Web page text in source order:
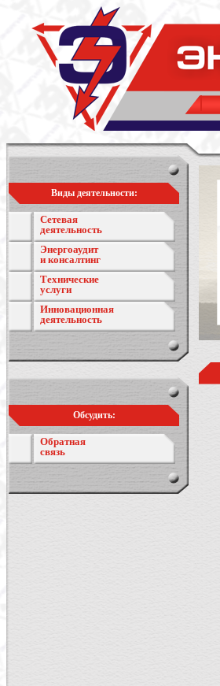
Виды деятельности:
Сетевая
деятельность
Энергоаудит
и консалтинг
Технические
услуги
Инновационная
деятельность
Обсудить:
Обратная
связь